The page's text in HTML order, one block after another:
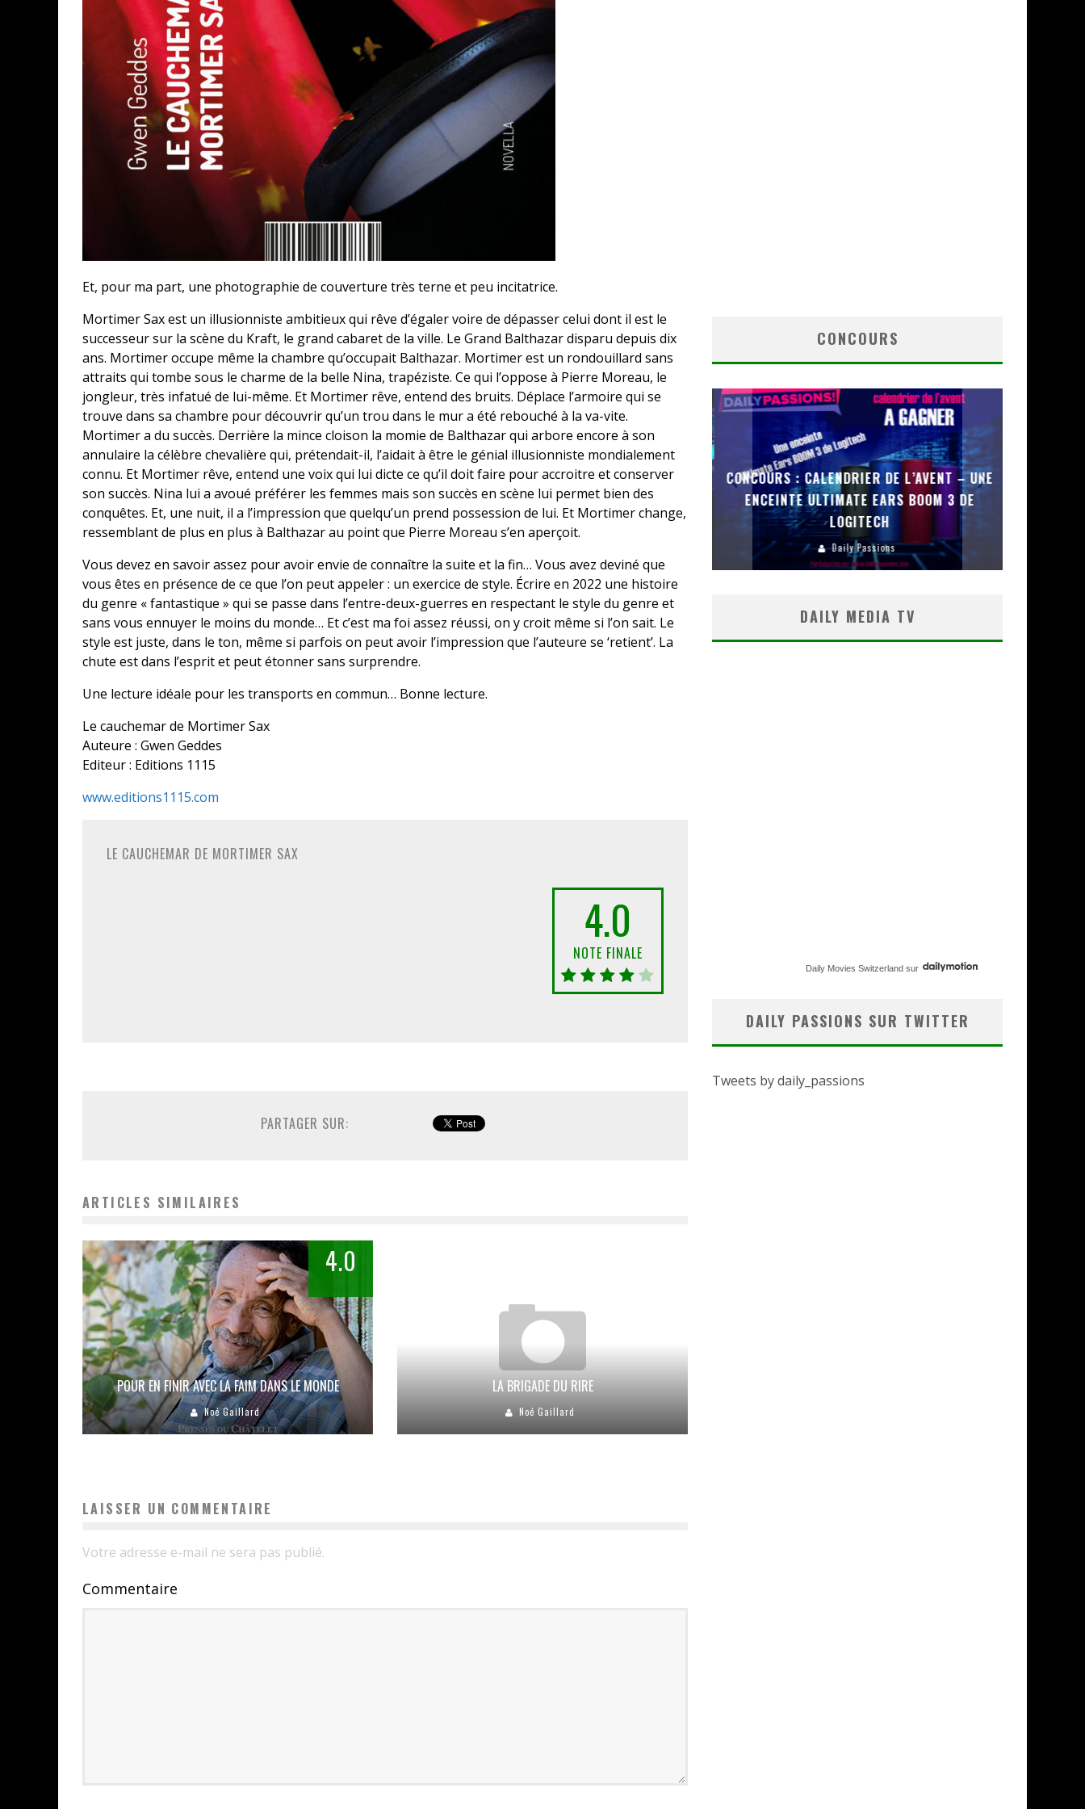
Et, pour ma part, une photographie de couverture très terne et peu incitatrice.
Mortimer Sax est un illusionniste ambitieux qui rêve d’égaler voire de dépasser celui dont il est le
successeur sur la scène du Kraft, le grand cabaret de la ville. Le Grand Balthazar disparu depuis dix
ans. Mortimer occupe même la chambre qu’occupait Balthazar. Mortimer est un rondouillard sans
attraits qui tombe sous le charme de la belle Nina, trapéziste. Ce qui l’oppose à Pierre Moreau, le
jongleur, très infatué de lui-même. Et Mortimer rêve, entend des bruits. Déplace l’armoire qui se
trouve dans sa chambre pour découvrir qu’un trou dans le mur a été rebouché à la va-vite.
Mortimer a du succès. Derrière la mince cloison la momie de Balthazar qui arbore encore à son
annulaire la célèbre chevalière qui, prétendait-il, l’aidait à être le génial illusionniste mondialement
connu. Et Mortimer rêve, entend une voix qui lui dicte ce qu’il doit faire pour accroitre et conserver
son succès. Nina lui a avoué préférer les femmes mais son succès en scène lui permet bien des
conquêtes. Et, une nuit, il a l’impression que quelqu’un prend possession de lui. Et Mortimer change,
ressemblant de plus en plus à Balthazar au point que Pierre Moreau s’en aperçoit.
Vous devez en savoir assez pour avoir envie de connaître la suite et la fin… Vous avez deviné que
vous êtes en présence de ce que l’on peut appeler : un exercice de style. Écrire en 2022 une histoire
du genre « fantastique » qui se passe dans l’entre-deux-guerres en respectant le style du genre et
sans vous ennuyer le moins du monde… Et c’est ma foi assez réussi, on y croit même si l’on sait. Le
style est juste, dans le ton, même si parfois on peut avoir l’impression que l’auteure se ‘retient’. La
chute est dans l’esprit et peut étonner sans surprendre.
Une lecture idéale pour les transports en commun… Bonne lecture.
Le cauchemar de Mortimer Sax
Auteure : Gwen Geddes
Editeur : Editions 1115
www.editions1115.com
LE CAUCHEMAR DE MORTIMER SAX
4.0
NOTE FINALE
PARTAGER SUR:
ARTICLES SIMILAIRES
4.0
POUR EN FINIR AVEC LA FAIM DANS LE MONDE
Noé Gaillard
LA BRIGADE DU RIRE
Noé Gaillard
LAISSER UN COMMENTAIRE
Votre adresse e-mail ne sera pas publié.
Commentaire
CONCOURS
DE L’AVENT – UNE
EDITION »
CONCOURS : PAPER MARIO ORIGAMI KING CONCOURS : DREAMS SUR PS4
CONCOURS : CALENDRIER DE L’AVENT – UNE
ENCEINTE ULTIMATE EARS BOOM 3 DE
LOGITECH
Daily Passions
DAILY MEDIA TV
Daily Movies Switzerland sur
DAILY PASSIONS SUR TWITTER
Tweets by daily_passions